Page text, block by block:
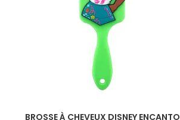
BROSSE À CHEVEUX DISNEY ENCANTO